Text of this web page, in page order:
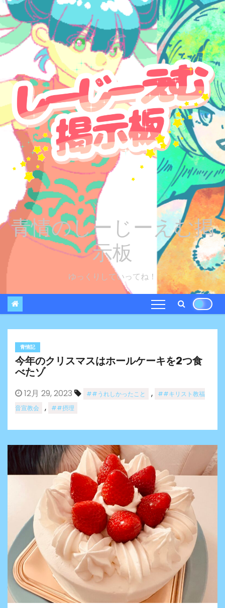
コ
ン
テ
へ
キ
ッ
青情のしーじーえむ掲
示板
ゆっくりしていってね！
青情記
今年のクリスマスはホールケーキを2つ食
べたゾ
12月 29, 2023 ##うれしかったこと ,
##キリスト教福
音宣教会
, ##摂理